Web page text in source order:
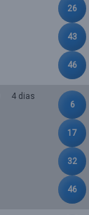
26
43
46
4 dias
6
17
32
46